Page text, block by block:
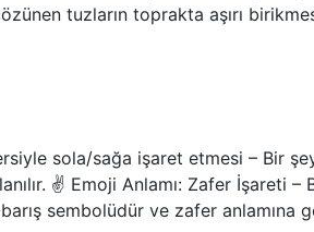
tuzların toprakta aşırı
sola/sağa işaret etmesi – Bir
✌ Emoji Anlamı: Zafer İşareti –
sembolüdür ve zafer anlamına